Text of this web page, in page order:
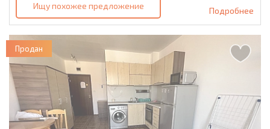
Ищу похожее предложение Подробнее
Продан